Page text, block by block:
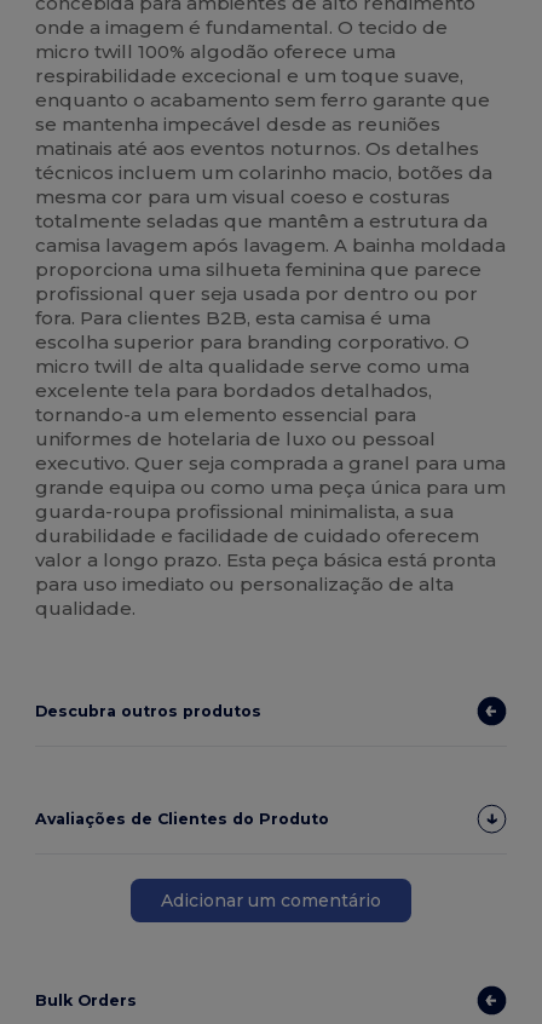
onde a imagem é fundamental. O tecido de
micro twill 100% algodão oferece uma
respirabilidade excecional e um toque suave,
enquanto o acabamento sem ferro garante que
se mantenha impecável desde as reuniões
matinais até aos eventos noturnos. Os detalhes
técnicos incluem um colarinho macio, botões da
mesma cor para um visual coeso e costuras
totalmente seladas que mantêm a estrutura da
camisa lavagem após lavagem. A bainha moldada
proporciona uma silhueta feminina que parece
profissional quer seja usada por dentro ou por
fora. Para clientes B2B, esta camisa é uma
escolha superior para branding corporativo. O
micro twill de alta qualidade serve como uma
excelente tela para bordados detalhados,
tornando-a um elemento essencial para
uniformes de hotelaria de luxo ou pessoal
executivo. Quer seja comprada a granel para uma
grande equipa ou como uma peça única para um
guarda-roupa profissional minimalista, a sua
durabilidade e facilidade de cuidado oferecem
valor a longo prazo. Esta peça básica está pronta
para uso imediato ou personalização de alta
qualidade.
Descubra outros produtos
Avaliações de Clientes do Produto
Adicionar um comentário
Bulk Orders